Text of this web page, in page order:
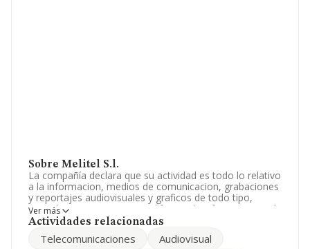
Sobre Melitel S.l.
La compañía declara que su actividad es todo lo relativo
a la informacion, medios de comunicacion, grabaciones
y reportajes audiovisuales y graficos de todo tipo,
recopilacion, tratamiento y difusion de informacion, así
como la emision de noticias a traves de. La empresa
corresponde a 7020 con código '%cnae%'. La sociedad
Ver más
Actividades relacionadas
Telecomunicaciones
Audiovisual